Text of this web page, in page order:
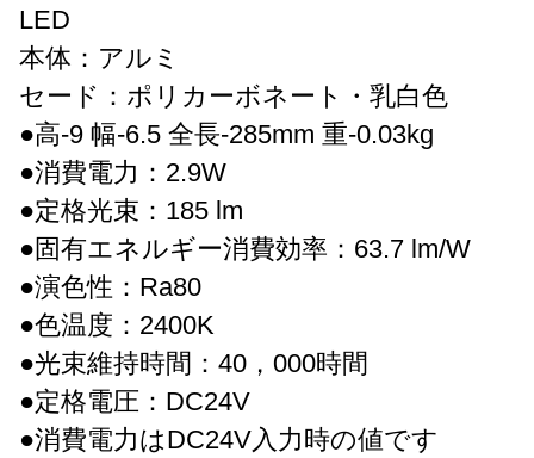
LED
本体：アルミ
セード：ポリカーボネート・乳白色
●高-9 幅-6.5 全長-285mm 重-0.03kg
●消費電力：2.9W
●定格光束：185 lm
●固有エネルギー消費効率：63.7 lm/W
●演色性：Ra80
●色温度：2400K
●光束維持時間：40，000時間
●定格電圧：DC24V
●消費電力はDC24V入力時の値です